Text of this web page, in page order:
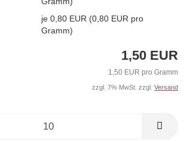
je 0,80 EUR (0,80 EUR pro
Gramm)
1,50 EUR
1,50 EUR pro Gramm
zzgl. 7% MwSt. zzgl. Versand